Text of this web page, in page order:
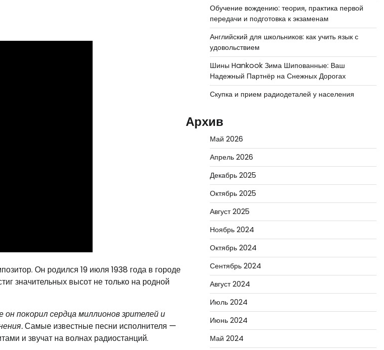
Он родился 19 июля 1938 года в городе
значительных высот не только на родной
покорил сердца миллионов зрителей и
Самые известные песни исполнителя —
и звучат на волнах радиостанций.
Обучение вождению: теория, практика первой
передачи и подготовка к экзаменам
Английский для школьников: как учить язык с
удовольствием
Шины Hankook Зима Шипованные: Ваш
Надежный Партнёр на Снежных Дорогах
Скупка и прием радиодеталей у населения
Архив
Май 2026
Апрель 2026
Декабрь 2025
Октябрь 2025
Август 2025
Ноябрь 2024
Октябрь 2024
Сентябрь 2024
Август 2024
Июль 2024
Июнь 2024
Май 2024